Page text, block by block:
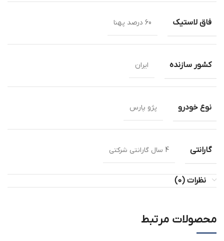
فاق لاستیک 60 درصد پهنا
کشور سازنده ایران
نوع خودرو پژو پارس
گارانتی 4 سال گارانتی شرکتی
نظرات (0)
محصولات مرتبط